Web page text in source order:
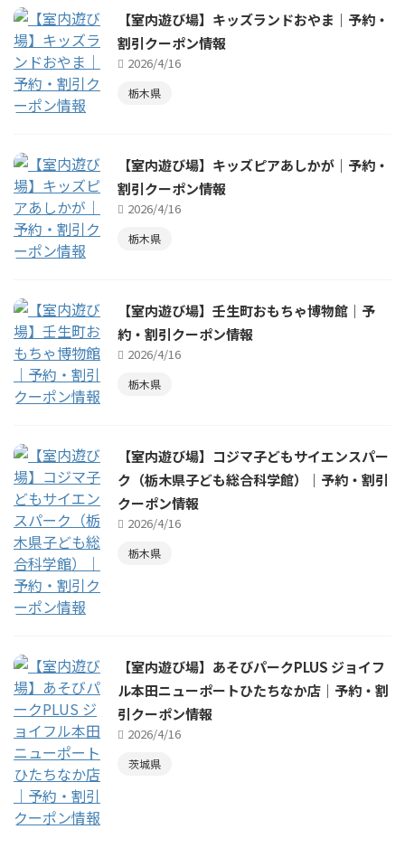
【室内遊び場】キッズランドおやま｜予約・
割引クーポン情報
2026/4/16
栃木県
【室内遊び場】キッズピアあしかが｜予約・
割引クーポン情報
2026/4/16
栃木県
【室内遊び場】壬生町おもちゃ博物館｜予
約・割引クーポン情報
2026/4/16
栃木県
【室内遊び場】コジマ子どもサイエンスパー
ク（栃木県子ども総合科学館）｜予約・割引
クーポン情報
2026/4/16
栃木県
【室内遊び場】あそびパークPLUS ジョイフ
ル本田ニューポートひたちなか店｜予約・割
引クーポン情報
2026/4/16
茨城県